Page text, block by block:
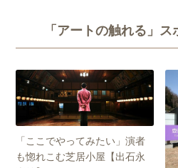
「アートの触れる」
「ここでやってみたい」演者
も惚れこむ芝居小屋【出石永